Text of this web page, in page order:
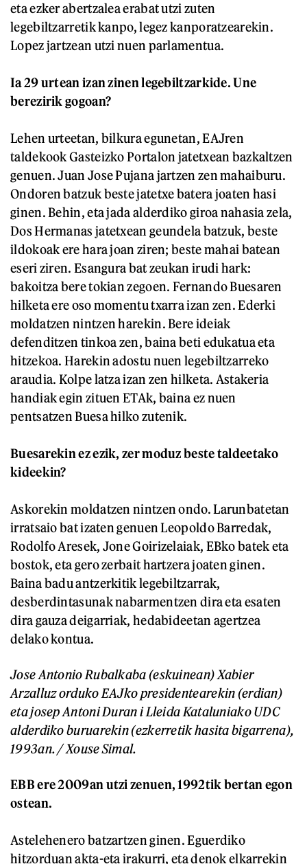
eta ezker abertzalea erabat utzi zuten
legebiltzarretik kanpo, legez kanporatzearekin.
Lopez jartzean utzi nuen parlamentua.
Ia 29 urtean izan zinen legebiltzarkide. Une
berezirik gogoan?
Lehen urteetan, bilkura egunetan, EAJren
taldekook Gasteizko Portalon jatetxean bazkaltzen
genuen. Juan Jose Pujana jartzen zen mahaiburu.
Ondoren batzuk beste jatetxe batera joaten hasi
ginen. Behin, eta jada alderdiko giroa nahasia zela,
Dos Hermanas jatetxean geundela batzuk, beste
ildokoak ere hara joan ziren; beste mahai batean
eseri ziren. Esangura bat zeukan irudi hark:
bakoitza bere tokian zegoen. Fernando Buesaren
hilketa ere oso momentu txarra izan zen. Ederki
moldatzen nintzen harekin. Bere ideiak
defenditzen tinkoa zen, baina beti edukatua eta
hitzekoa. Harekin adostu nuen legebiltzarreko
araudia. Kolpe latza izan zen hilketa. Astakeria
handiak egin zituen ETAk, baina ez nuen
pentsatzen Buesa hilko zutenik.
Buesarekin ez ezik, zer moduz beste taldeetako
kideekin?
Askorekin moldatzen nintzen ondo. Larunbatetan
irratsaio bat izaten genuen Leopoldo Barredak,
Rodolfo Aresek, Jone Goirizelaiak, EBko batek eta
bostok, eta gero zerbait hartzera joaten ginen.
Baina badu antzerkitik legebiltzarrak,
desberdintasunak nabarmentzen dira eta esaten
dira gauza deigarriak, hedabideetan agertzea
delako kontua.
Jose Antonio Rubalkaba (eskuinean) Xabier
Arzalluz orduko EAJko presidentearekin (erdian)
eta josep Antoni Duran i Lleida Kataluniako UDC
alderdiko buruarekin (ezkerretik hasita bigarrena),
1993an. / Xouse Simal.
EBB ere 2009an utzi zenuen, 1992tik bertan egon
ostean.
Astelehenero batzartzen ginen. Eguerdiko
hitzorduan akta-eta irakurri, eta denok elkarrekin